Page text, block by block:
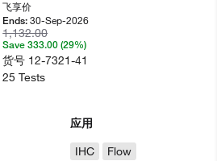
应用
IHC
Flow
飞享价
Ends:30-Sep-2026
1,132.00
Save 333.00 (29%)
货号 12-7321-41
25 Tests